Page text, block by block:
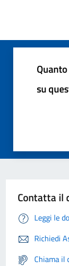
su
Contatta il
Leggi le
Richiedi
Chiama il